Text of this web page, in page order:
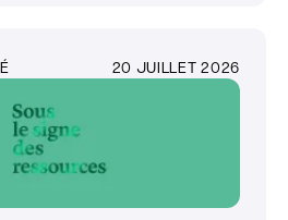
20 JUILLET 2026